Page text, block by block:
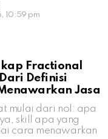
10:59 pm
Fractional
Definisi
Jasa
mulai dari nol: apa
skill apa yang
cara menawarkan